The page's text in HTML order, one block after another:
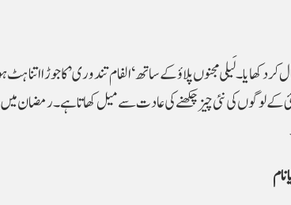
کر دکھایا۔ لَیلی مجنوں پلاؤ کے ساتھ ‘الفام تندوری’ کا جوڑا
کے لوگوں کی نئی چیز چکھنے کی عادت سے میل کھاتا ہے۔ رمضان میں